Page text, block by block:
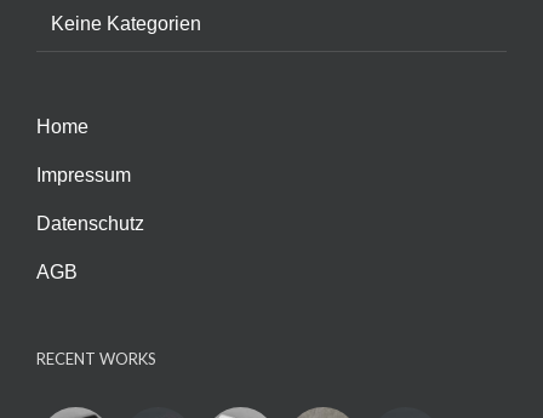
Keine Kategorien
Home
Impressum
Datenschutz
AGB
RECENT WORKS